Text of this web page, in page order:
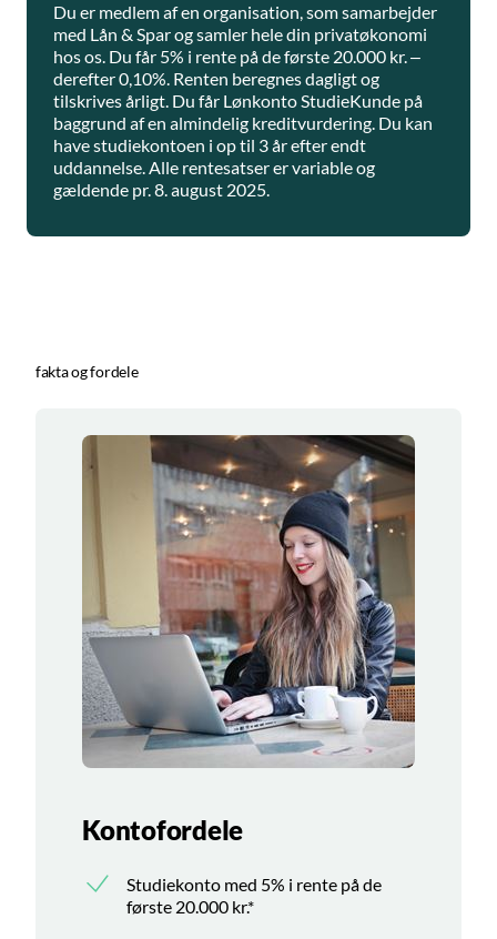
Du er medlem af en organisation, som samarbejder
med Lån & Spar og samler hele din privatøkonomi
hos os. Du får 5% i rente på de første 20.000 kr. –
derefter 0,10%. Renten beregnes dagligt og
tilskrives årligt. Du får Lønkonto StudieKunde på
baggrund af en almindelig kreditvurdering. Du kan
have studiekontoen i op til 3 år efter endt
uddannelse. Alle rentesatser er variable og
gældende pr. 8. august 2025.
fakta og fordele
Kontofordele
Studiekonto med 5% i rente på de
første 20.000 kr.*